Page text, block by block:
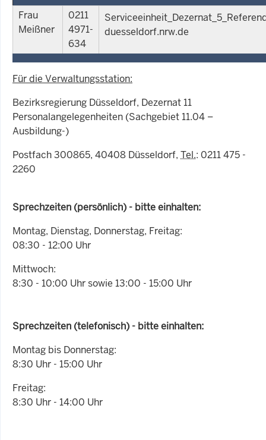
Frau
Meißner
0211
4971-
634
duesseldorf.nrw.de
Für die Verwaltungsstation:
Bezirksregierung Düsseldorf, Dezernat 11
Personalangelegenheiten (Sachgebiet 11.04 –
Ausbildung-)
Postfach 300865, 40408 Düsseldorf, Tel.: 0211 475 -
2260
Sprechzeiten (persönlich) - bitte einhalten:
Montag, Dienstag, Donnerstag, Freitag:
08:30 - 12:00 Uhr
Mittwoch:
8:30 - 10:00 Uhr sowie 13:00 - 15:00 Uhr
Sprechzeiten (telefonisch) - bitte einhalten:
Montag bis Donnerstag:
8:30 Uhr - 15:00 Uhr
Freitag:
8:30 Uhr - 14:00 Uhr